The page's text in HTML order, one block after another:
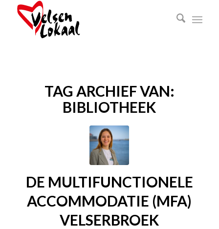
TAG ARCHIEF VAN:
BIBLIOTHEEK
DE MULTIFUNCTIONELE
ACCOMMODATIE (MFA)
VELSERBROEK